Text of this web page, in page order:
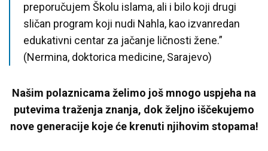
preporučujem Školu islama, ali i bilo koji drugi
sličan program koji nudi Nahla, kao izvanredan
edukativni centar za jačanje ličnosti žene.”
(Nermina, doktorica medicine, Sarajevo)
Našim polaznicama želimo još mnogo uspjeha na
putevima traženja znanja, dok željno iščekujemo
nove generacije koje će krenuti njihovim stopama!